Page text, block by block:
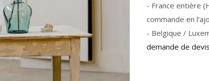
- France entière
commande en
- Belgique /
demande de devis